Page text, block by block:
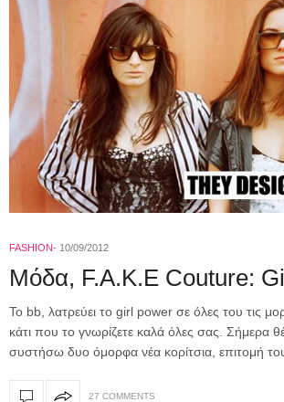
FASHION 10/09/2012
Mόδα, F.A.K.E Couture:
To bb, λατρεύει το girl power σε όλες του τις
κάτι που το γνωρίζετε καλά όλες σας. Σήμερα
συστήσω δυο όμορφα νέα κορίτσια, επιτομή
27 COMMENTS